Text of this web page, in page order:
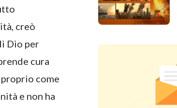
creò
Dio per
cura
come
e non ha